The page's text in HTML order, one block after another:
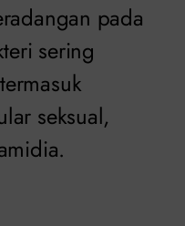
pada
sering
seksual,